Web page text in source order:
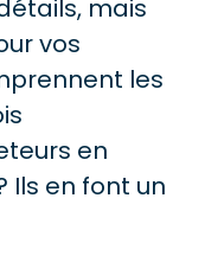
mais
vos
les
en
Ils en font un